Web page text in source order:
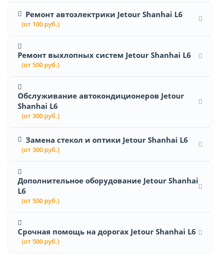
Ремонт автоэлектрики Jetour Shanhai L6
(от 100 руб.)
Ремонт выхлопных систем Jetour Shanhai L6
(от 500 руб.)
Обслуживание автокондиционеров Jetour
Shanhai L6
(от 300 руб.)
Замена стекол и оптики Jetour Shanhai L6
(от 300 руб.)
Дополнительное оборудование Jetour Shanhai
L6
(от 500 руб.)
Срочная помощь на дорогах Jetour Shanhai L6
(от 500 руб.)